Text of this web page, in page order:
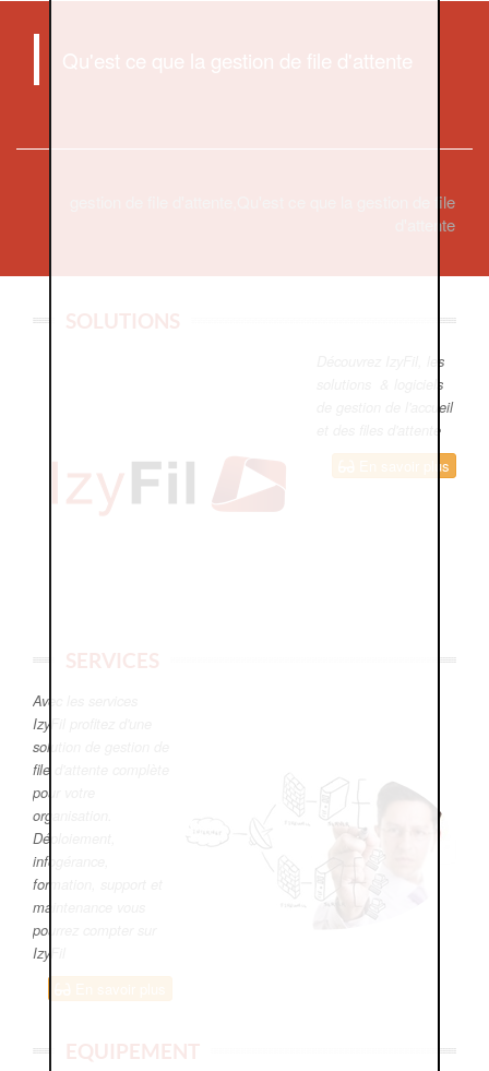
Qu'est ce que la gestion de file d'attente
gestion de file d'attente,Qu'est ce que la gestion de file
d'attente
SOLUTIONS
Découvrez IzyFil, les
solutions & logiciels
de gestion de l'accueil
et des files d'attente
En savoir plus
SERVICES
Avec les services
IzyFil profitez d'une
solution de gestion de
file d'attente complète
pour votre
organisation.
Déploiement,
infogérance,
formation, support et
maintenance vous
pourrez compter sur
IzyFil
EQUIPEMENT